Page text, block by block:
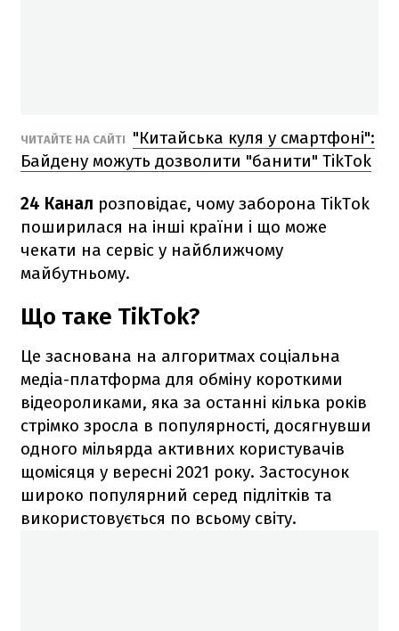
ЧИТАЙТЕ НА САЙТІ
"Китайська куля у смартфоні":
Байдену можуть дозволити "банити" TikTok
24 Канал розповідає, чому заборона TikTok
поширилася на інші країни і що може
чекати на сервіс у найближчому
майбутньому.
Що таке TikTok?
Це заснована на алгоритмах соціальна
медіа-платформа для обміну короткими
відеороликами, яка за останні кілька років
стрімко зросла в популярності, досягнувши
одного мільярда активних користувачів
щомісяця у вересні 2021 року. Застосунок
широко популярний серед підлітків та
використовується по всьому світу.